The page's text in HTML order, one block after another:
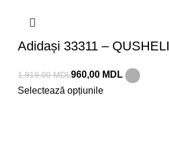
Adidași 33311 – QUSHELI
1.919,00MDL960,00 MDL
Selectează opțiunile